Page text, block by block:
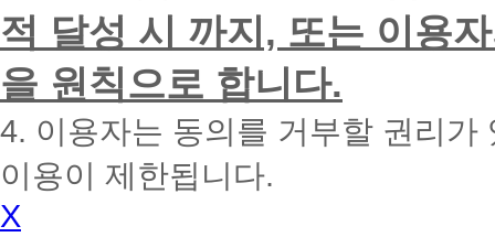
습
니
다.
적 달성 시 까지, 또는 이용
을 원칙으로 합니다.
4. 이용자는 동의를 거부할 권리
이용이 제한됩니다.
X